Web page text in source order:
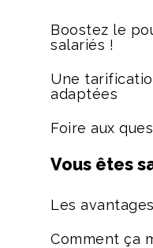
Boostez le
salariés !
Une
adaptées
Foire aux
Vous êtes
Les avantages
Comment ça